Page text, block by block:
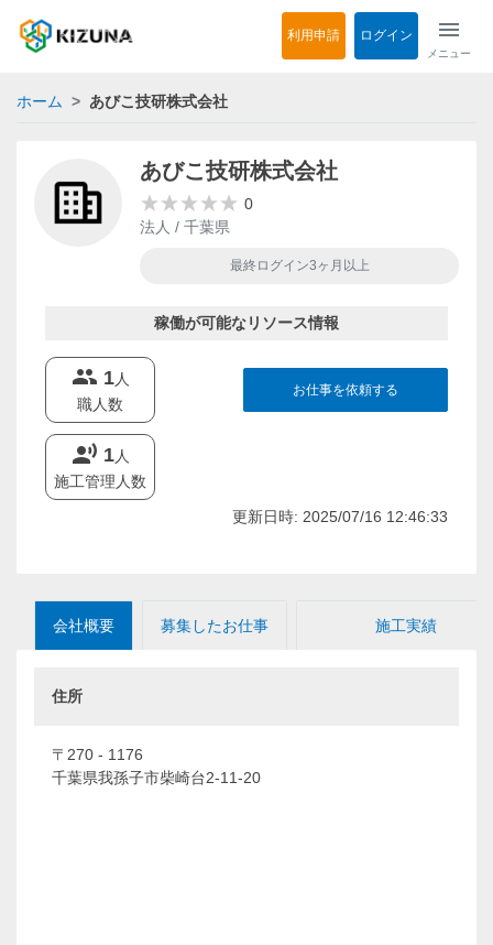
利用申請 ログイン menu
メニュー
ホーム あびこ技研株式会社
あびこ技研株式会社
0
法人 / 千葉県
最終ログイン3ヶ月以上
稼働が可能なリソース情報
groups
1人
職人数
record_voice_over 1人
施工管理人数
お仕事を依頼する
更新日時: 2025/07/16 12:46:33
会社概要 募集したお仕事 施工実績
住所
〒270 - 1176
千葉県我孫子市柴崎台2-11-20